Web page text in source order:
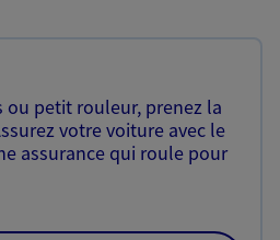
ou petit rouleur, prenez la
votre voiture avec le
assurance qui roule pour